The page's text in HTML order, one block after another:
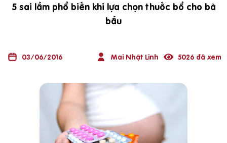
5 sai lầm phổ biến khi lựa chọn thuốc bổ cho bà
bầu
03/06/2016 Mai Nhật Linh 5026 đã xem